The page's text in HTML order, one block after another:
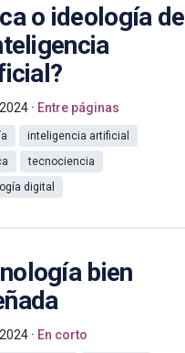
o ideología de
Entre páginas
inteligencia artificial
tecnociencia
digital
bien
En corto